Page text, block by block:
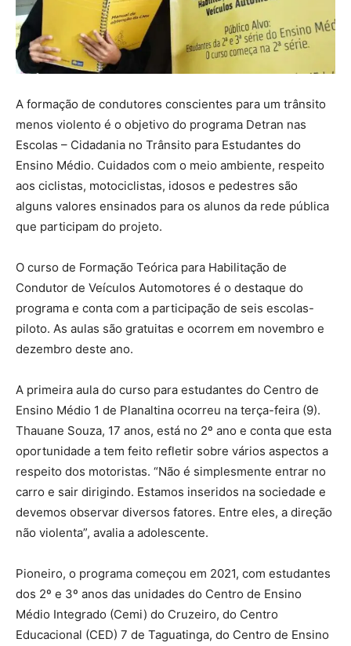
A formação de condutores conscientes para um trânsito
menos violento é o objetivo do programa Detran nas
Escolas – Cidadania no Trânsito para Estudantes do
Ensino Médio. Cuidados com o meio ambiente, respeito
aos ciclistas, motociclistas, idosos e pedestres são
alguns valores ensinados para os alunos da rede pública
que participam do projeto.
O curso de Formação Teórica para Habilitação de
Condutor de Veículos Automotores é o destaque do
programa e conta com a participação de seis escolas-
piloto. As aulas são gratuitas e ocorrem em novembro e
dezembro deste ano.
A primeira aula do curso para estudantes do Centro de
Ensino Médio 1 de Planaltina ocorreu na terça-feira (9).
Thauane Souza, 17 anos, está no 2º ano e conta que esta
oportunidade a tem feito refletir sobre vários aspectos a
respeito dos motoristas. “Não é simplesmente entrar no
carro e sair dirigindo. Estamos inseridos na sociedade e
devemos observar diversos fatores. Entre eles, a direção
não violenta”, avalia a adolescente.
Pioneiro, o programa começou em 2021, com estudantes
dos 2º e 3º anos das unidades do Centro de Ensino
Médio Integrado (Cemi) do Cruzeiro, do Centro
Educacional (CED) 7 de Taguatinga, do Centro de Ensino